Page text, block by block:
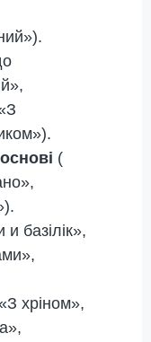
(
базілік»,
хріном»,